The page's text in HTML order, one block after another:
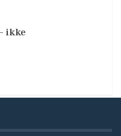
ikke